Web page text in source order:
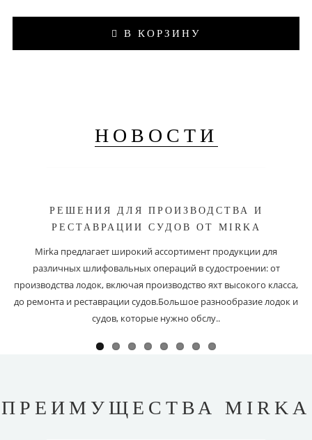
В КОРЗИНУ
НОВОСТИ
РЕШЕНИЯ ДЛЯ ПРОИЗВОДСТВА И
РЕСТАВРАЦИИ СУДОВ ОТ MIRKA
Mirka предлагает широкий ассортимент продукции для
различных шлифовальных операций в судостроении: от
производства лодок, включая производство яхт высокого класса,
до ремонта и реставрации судов.Большое разнообразие лодок и
судов, которые нужно обслу..
ПРЕИМУЩЕСТВА MIRKA